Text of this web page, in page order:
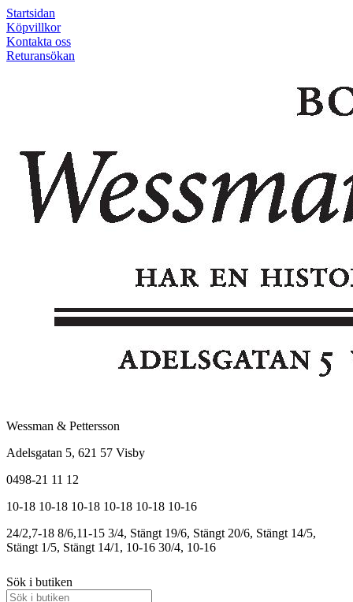
Startsidan
Köpvillkor
Kontakta oss
Returansökan
Wessman & Pettersson
Adelsgatan 5, 621 57 Visby
0498-21 11 12
10-18 10-18 10-18 10-18 10-18 10-16
24/2,7-18 8/6,11-15 3/4, Stängt 19/6, Stängt 20/6, Stängt 14/5,
Stängt 1/5, Stängt 14/1, 10-16 30/4, 10-16
Sök i butiken